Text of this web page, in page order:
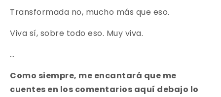
Transformada no, mucho más que eso.
Viva sí, sobre todo eso. Muy viva.
…
Como siempre, me encantará que me
cuentes en los comentarios aquí debajo lo